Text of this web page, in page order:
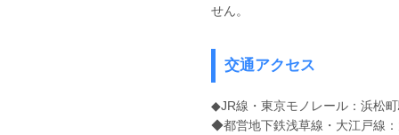
せん。
交通アクセス
◆JR線・東京モノレール：浜松
◆都営地下鉄浅草線・大江戸線